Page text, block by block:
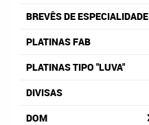
BREVÊS DE ESPECIALIDADE
PLATINAS FAB
PLATINAS TIPO "LUVA"
DIVISAS
DOM